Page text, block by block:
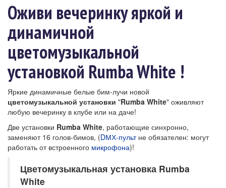
Оживи вечеринку яркой и
динамичной
цветомузыкальной
установкой Rumba White !
Яркие динамичные белые бим-лучи новой
цветомузыкальной установки "Rumba White" оживляют
любую вечеринку в клубе или на даче!
Две установки Rumba White, работающие синхронно,
заменяют 16 голов-бимов, (DМХ-пультне обязателен: могут
работать от встроенного микрофона)!
Цветомузыкальная установка Rumba
White